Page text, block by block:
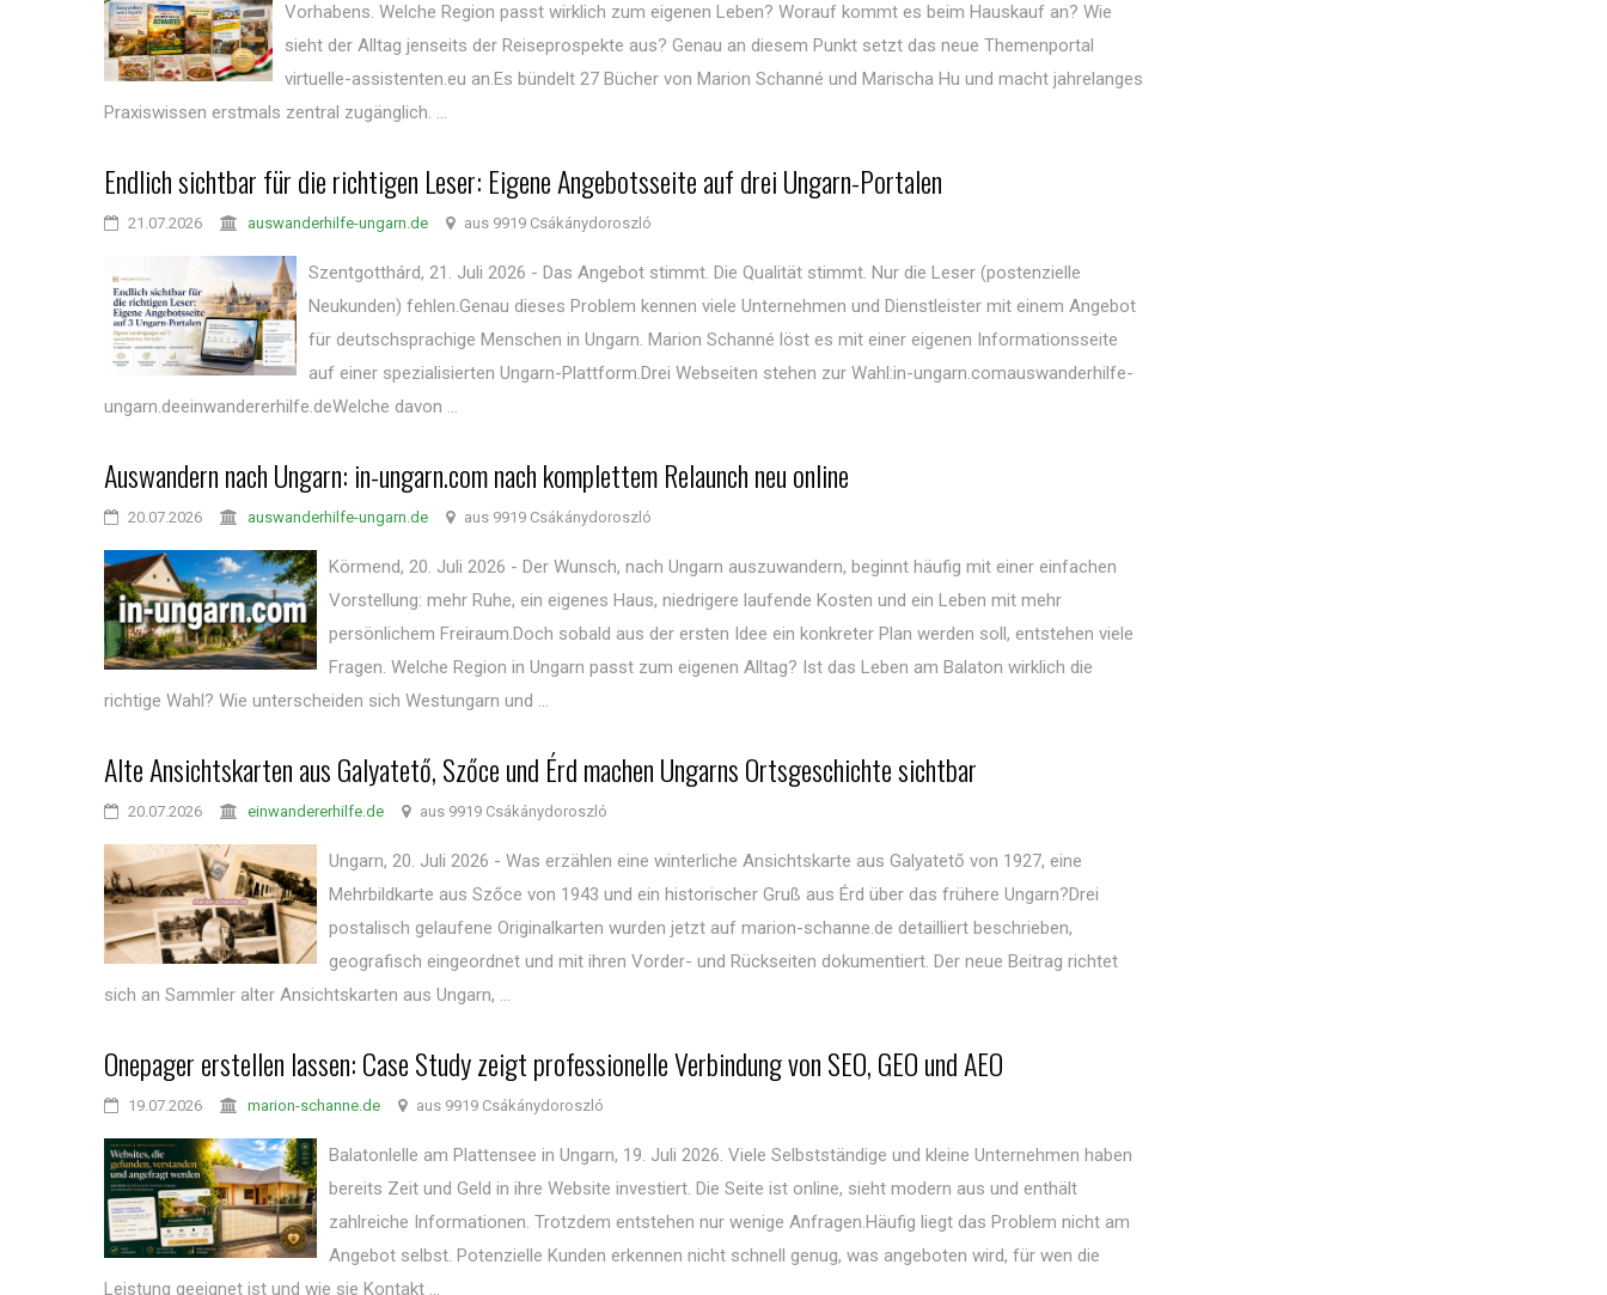
Vorhabens. Welche Region passt wirklich zum eigenen Leben? Worauf kommt es beim Hauskauf an? Wie
sieht der Alltag jenseits der Reiseprospekte aus? Genau an diesem Punkt setzt das neue Themenportal
virtuelle-assistenten.eu an.Es bündelt 27 Bücher von Marion Schanné und Marischa Hu und macht jahrelanges
Praxiswissen erstmals zentral zugänglich. ...
Endlich sichtbar für die richtigen Leser: Eigene Angebotsseite auf drei Ungarn-Portalen
21.07.2026 auswanderhilfe-ungarn.de aus 9919 Csákánydoroszló
Szentgotthárd, 21. Juli 2026 - Das Angebot stimmt. Die Qualität stimmt. Nur die Leser (postenzielle
Neukunden) fehlen.Genau dieses Problem kennen viele Unternehmen und Dienstleister mit einem Angebot
für deutschsprachige Menschen in Ungarn. Marion Schanné löst es mit einer eigenen Informationsseite
auf einer spezialisierten Ungarn-Plattform.Drei Webseiten stehen zur Wahl:in-ungarn.comauswanderhilfe-
ungarn.deeinwandererhilfe.deWelche davon ...
Auswandern nach Ungarn: in-ungarn.com nach komplettem Relaunch neu online
20.07.2026 auswanderhilfe-ungarn.de aus 9919 Csákánydoroszló
Körmend, 20. Juli 2026 - Der Wunsch, nach Ungarn auszuwandern, beginnt häufig mit einer einfachen
Vorstellung: mehr Ruhe, ein eigenes Haus, niedrigere laufende Kosten und ein Leben mit mehr
persönlichem Freiraum.Doch sobald aus der ersten Idee ein konkreter Plan werden soll, entstehen viele
Fragen. Welche Region in Ungarn passt zum eigenen Alltag? Ist das Leben am Balaton wirklich die
richtige Wahl? Wie unterscheiden sich Westungarn und ...
Alte Ansichtskarten aus Galyatető, Szőce und Érd machen Ungarns Ortsgeschichte sichtbar
20.07.2026 einwandererhilfe.de aus 9919 Csákánydoroszló
Ungarn, 20. Juli 2026 - Was erzählen eine winterliche Ansichtskarte aus Galyatető von 1927, eine
Mehrbildkarte aus Szőce von 1943 und ein historischer Gruß aus Érd über das frühere Ungarn?Drei
postalisch gelaufene Originalkarten wurden jetzt auf marion-schanne.de detailliert beschrieben,
geografisch eingeordnet und mit ihren Vorder- und Rückseiten dokumentiert. Der neue Beitrag richtet
sich an Sammler alter Ansichtskarten aus Ungarn, ...
Onepager erstellen lassen: Case Study zeigt professionelle Verbindung von SEO, GEO und AEO
19.07.2026 marion-schanne.de aus 9919 Csákánydoroszló
Balatonlelle am Plattensee in Ungarn, 19. Juli 2026. Viele Selbstständige und kleine Unternehmen haben
bereits Zeit und Geld in ihre Website investiert. Die Seite ist online, sieht modern aus und enthält
zahlreiche Informationen. Trotzdem entstehen nur wenige Anfragen.Häufig liegt das Problem nicht am
Angebot selbst. Potenzielle Kunden erkennen nicht schnell genug, was angeboten wird, für wen die
Leistung geeignet ist und wie sie Kontakt ...